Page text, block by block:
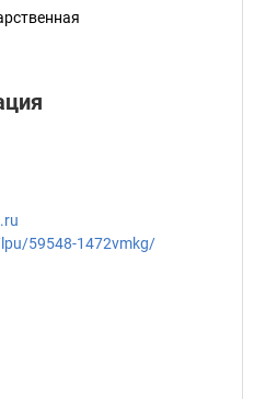
59548-1472vmkg/